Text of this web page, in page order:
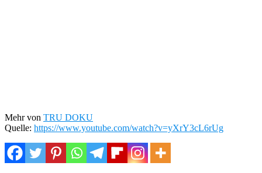
Mehr von TRU DOKU
Quelle: https://www.youtube.com/watch?v=yXrY3cL6rUg